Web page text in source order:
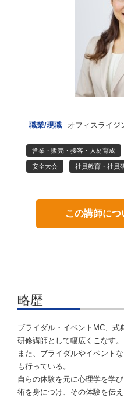
職業/現職 オフィスライジ
営業・販売・接客・人材育成
安全大会 社員教育・社員
この講師に
略歴
ブライダル・イベントMC、式
研修講師として幅広くこなす。
また、ブライダルやイベント
も行っている。
自らの体験を元に心理学を学
術を身につけ、その体験を伝